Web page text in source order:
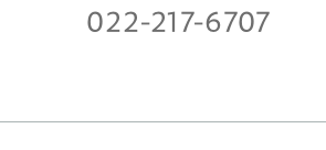
022-217-6707